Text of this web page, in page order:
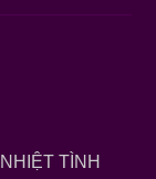
TÌNH